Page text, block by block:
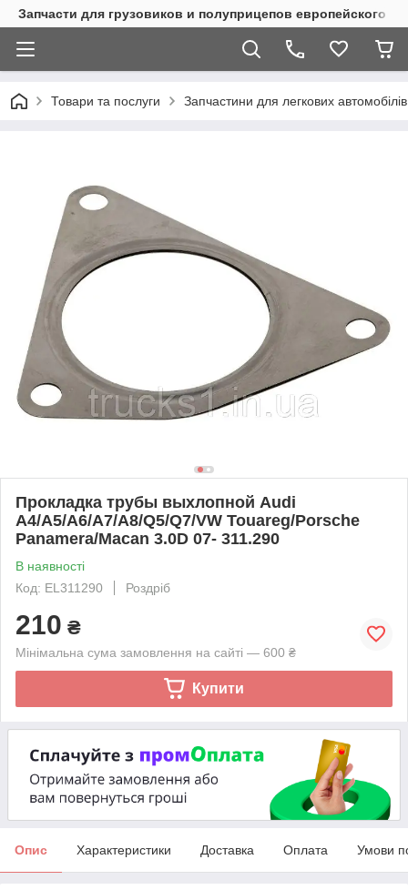
Запчасти для грузовиков и полуприцепов европейского
Товари та послуги Запчастини для легкових автомобілів
Прокладка трубы выхлопной Audi
A4/A5/A6/A7/A8/Q5/Q7/VW Touareg/Porsche
Panamera/Macan 3.0D 07- 311.290
В наявності
Код: EL311290
Роздріб
210 ₴
Мінімальна сума замовлення на сайті — 600 ₴
Купити
Опис Характеристики Доставка Оплата Умови